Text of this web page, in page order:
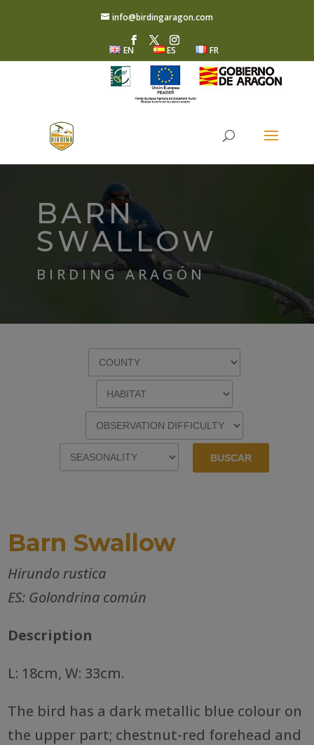
info@birdingaragon.com
EN ES FR
BARN
SWALLOW
BIRDING ARAGÓN
Barn Swallow
Hirundo rustica
ES: Golondrina común
Description
L: 18cm, W: 33cm.
The bird has a dark metallic blue colour on
the upper part; chestnut-red forehead and